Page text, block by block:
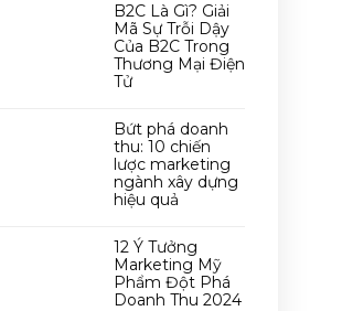
B2C Là Gì? Giải
Mã Sự Trỗi Dậy
Của B2C Trong
Thương Mại Điện
Tử
Bứt phá doanh
thu: 10 chiến
lược marketing
ngành xây dựng
hiệu quả
12 Ý Tưởng
Marketing Mỹ
Phẩm Đột Phá
Doanh Thu 2024